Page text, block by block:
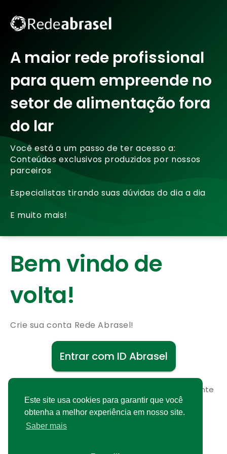
Este site usa cookies para garantir que você
obtenha a melhor experiência em nosso site.
Saber mais
A maior rede profissional
para quem empreende no
setor de alimentação fora
do lar
Você está a um passo de ter acesso a:
Conteúdos exclusivos produzidos por nossos
parceiros
Especialistas tirando suas dúvidas do dia a dia
E muito mais!
Bem vindo de
volta!
Crie sua conta Rede Abrasel!
Entrar com ID Abrasel
Cadastre-se gratuitamente